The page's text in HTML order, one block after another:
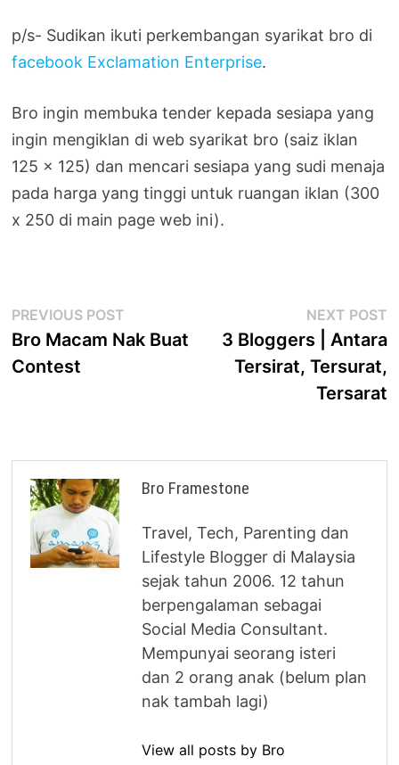
p/s- Sudikan ikuti perkembangan syarikat bro di
facebook Exclamation Enterprise.
Bro ingin membuka tender kepada sesiapa yang
ingin mengiklan di web syarikat bro (saiz iklan
125 x 125) dan mencari sesiapa yang sudi menaja
pada harga yang tinggi untuk ruangan iklan (300
x 250 di main page web ini).
Post
navigation
PREVIOUS POST
post:
Bro Macam Nak Buat
Contest
NEXT POST
3 Bloggers | Antara
Tersirat, Tersurat,
Tersarat
Bro Framestone
Travel, Tech, Parenting dan
Lifestyle Blogger di Malaysia
sejak tahun 2006. 12 tahun
berpengalaman sebagai
Social Media Consultant.
Mempunyai seorang isteri
dan 2 orang anak (belum plan
nak tambah lagi)
View all posts by Bro